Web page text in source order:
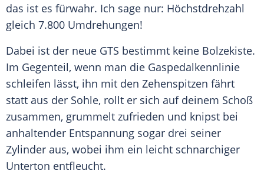
das ist es fürwahr. Ich sage nur: Höchstdrehzahl
gleich 7.800 Umdrehungen!
Dabei ist der neue GTS bestimmt keine Bolzekiste.
Im Gegenteil, wenn man die Gaspedalkennlinie
schleifen lässt, ihn mit den Zehenspitzen fährt
statt aus der Sohle, rollt er sich auf deinem Schoß
zusammen, grummelt zufrieden und knipst bei
anhaltender Entspannung sogar drei seiner
Zylinder aus, wobei ihm ein leicht schnarchiger
Unterton entfleucht.